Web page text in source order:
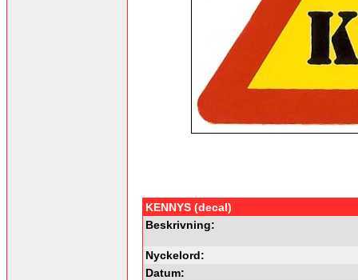
KENNYS (decal)
Beskrivning:
Nyckelord:
Datum: